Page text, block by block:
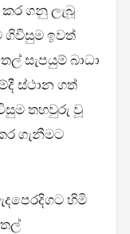
ගනු ලැබූ
ගිවිසුම ඉවත්
සැපයුම් බාධා
ස්ථාන ගත්
තහවුරු වූ
ගැනීමට
හිමි